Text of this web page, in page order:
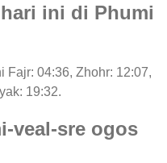
ini di Phumi
Fajr: 04:36, Zhohr: 12:07,
19:32.
veal-sre ogos